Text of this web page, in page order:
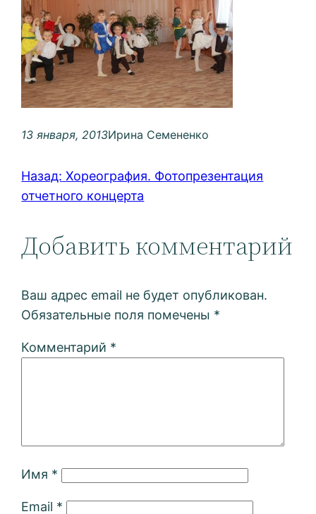
13 января, 2013Ирина Семененко
Назад: Хореография. Фотопрезентация
отчетного концерта
Добавить комментарий
Ваш адрес email не будет опубликован.
Обязательные поля помечены *
Комментарий *
Имя *
Email *